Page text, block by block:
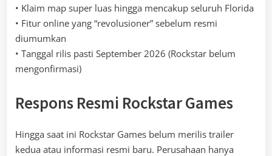
• Klaim map super luas hingga mencakup seluruh Florida
• Fitur online yang “revolusioner” sebelum resmi
diumumkan
• Tanggal rilis pasti September 2026 (Rockstar belum
mengonfirmasi)
Respons Resmi Rockstar Games
Hingga saat ini Rockstar Games belum merilis trailer
kedua atau informasi resmi baru. Perusahaan hanya